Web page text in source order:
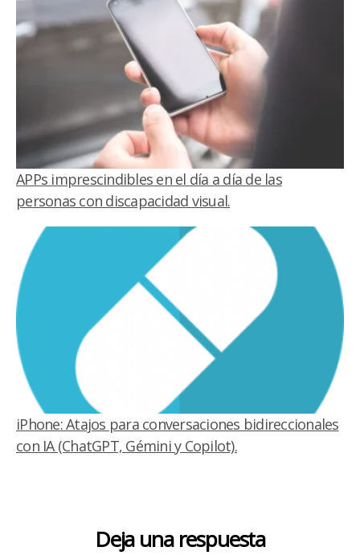
APPs imprescindibles en el día a día de las
personas con discapacidad visual.
iPhone: Atajos para conversaciones bidireccionales
con IA (ChatGPT, Gémini y Copilot).
Deja una respuesta